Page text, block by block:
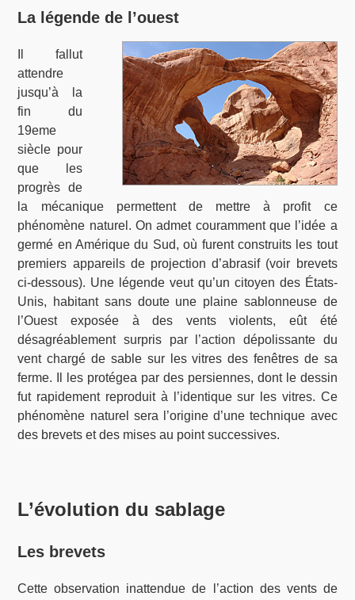
La légende de l’ouest
Il fallut
attendre
jusqu’à la
fin du
19eme
siècle pour
que les
progrès de
la mécanique permettent de mettre à profit ce
phénomène naturel. On admet couramment que l’idée a
germé en Amérique du Sud, où furent construits les tout
premiers appareils de projection d’abrasif (voir brevets
ci-dessous). Une légende veut qu’un citoyen des États-
Unis, habitant sans doute une plaine sablonneuse de
l’Ouest exposée à des vents violents, eût été
désagréablement surpris par l’action dépolissante du
vent chargé de sable sur les vitres des fenêtres de sa
ferme. Il les protégea par des persiennes, dont le dessin
fut rapidement reproduit à l’identique sur les vitres. Ce
phénomène naturel sera l’origine d’une technique avec
des brevets et des mises au point successives.
L’évolution du sablage
Les brevets
Cette observation inattendue de l’action des vents de